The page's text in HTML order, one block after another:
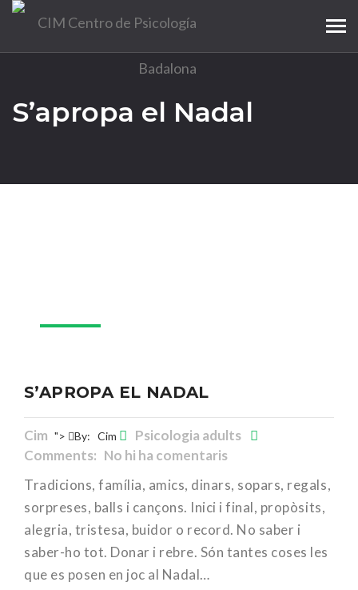
S’apropa el Nadal
S’APROPA EL NADAL
Cim "> By: Cim
Psicologia adults
Comments: No hi ha comentaris
Tradicions, família, amics, dinars, sopars, regals,
sorpreses, balls i cançons. Inici i final, propòsits,
alegria, tristesa, buidor o record. No saber i
saber-ho tot. Donar i rebre. Són tantes coses les
que es posen en joc al Nadal…